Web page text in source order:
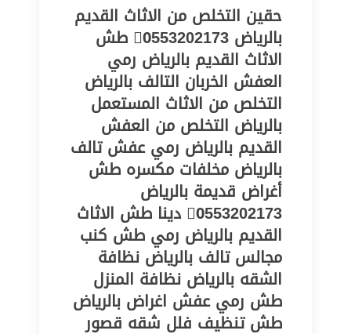
حقين التخلص من الاثاث القديم
بالرياض 0َ553202173 طش
الاثاث القديم بالرياض رمي
العفش الخربان التالف بالرياض
التخلص من الاثاث المستعمل
بالرياض التخلص من العفش
القديم بالرياض رمي عفش تالف
بالرياض مخلفات مكسره طش
أغراض قديمة بالرياض
0َ553202173 دينا طش الاثاث
القديم بالرياض رمي طش كنب
مجالس تالف بالرياض نظافة
الشقه بالرياض نظافة المنزل
طش رمي عفش اغراض بالرياض
طش تنظيف فلل شقه قصور